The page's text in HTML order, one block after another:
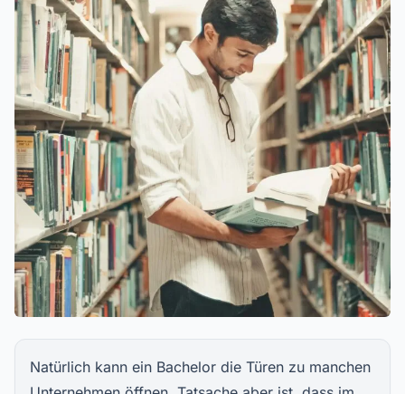
Natürlich kann ein Bachelor die Türen zu manchen